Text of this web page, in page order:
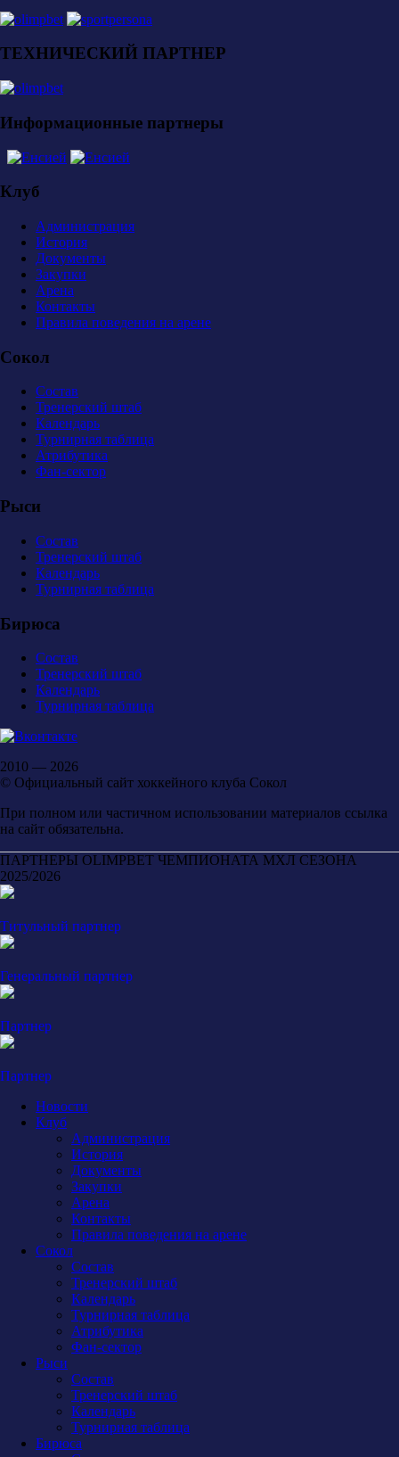
ТЕХНИЧЕСКИЙ ПАРТНЕР
Информационные партнеры
Клуб
Администрация
История
Документы
Закупки
Арена
Контакты
Правила поведения на арене
Сокол
Состав
Тренерский штаб
Календарь
Турнирная таблица
Атрибутика
Фан-сектор
Рыси
Состав
Тренерский штаб
Календарь
Турнирная таблица
Бирюса
Состав
Тренерский штаб
Календарь
Турнирная таблица
2010 — 2026
© Официальный сайт хоккейного клуба Сокол
При полном или частичном использовании материалов ссылка
на сайт обязательна.
ПАРТНЕРЫ OLIMPBET ЧЕМПИОНАТА МХЛ СЕЗОНА
2025/2026
Титульный партнер
Генеральный партнер
Партнер
Партнер
Новости
Клуб
Администрация
История
Документы
Закупки
Арена
Контакты
Правила поведения на арене
Сокол
Состав
Тренерский штаб
Календарь
Турнирная таблица
Атрибутика
Фан-сектор
Рыси
Состав
Тренерский штаб
Календарь
Турнирная таблица
Бирюса